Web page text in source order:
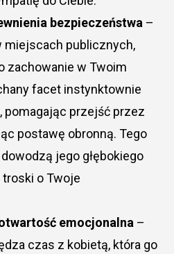
bezpieczeństwa –
miejscach publicznych,
zachowanie w Twoim
facet instynktownie
pomagając przejść przez
postawę obronną. Tego
jego głębokiego
troski o Twoje
emocjonalna –
czas z kobietą, która go